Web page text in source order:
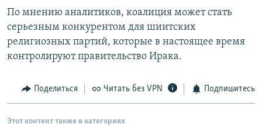
СОЦИАЛЬНЫЕ СЕТИ
Все сайты РСЕ/РС
По мнению аналитиков, коалиция может стать
серьезным конкурентом для шиитских
религиозных партий, которые в настоящее время
контролируют правительство Ирака.
Поделиться Читать без VPN Подпишитесь
Этот контент также в категориях